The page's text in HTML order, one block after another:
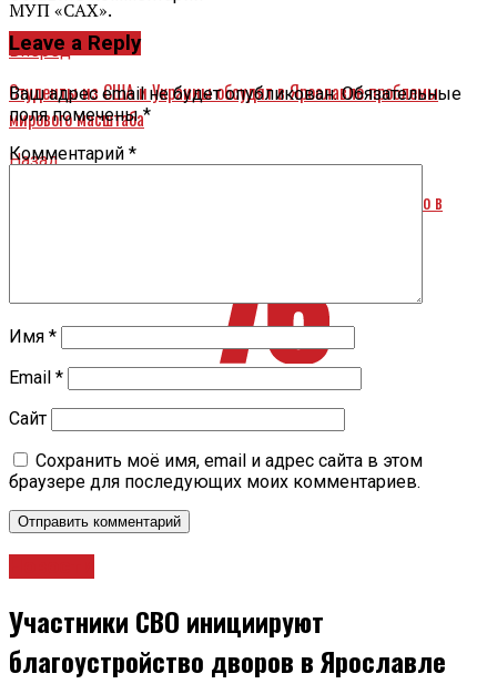
МУП «САХ».
Вперед
Студенты из США и Украины обсудят в Ярославле проблемы
мирового масштаба
Назад
Переименование Тутаева в Романов-Борисоглебск одобрено в
Leave a Reply
Ваш адрес email не будет опубликован. Обязательные
поля помечены*
Комментарий *
Имя *
Email *
Сайт
Сохранить моё имя, email и адрес сайта в этом
браузере для последующих моих комментариев.
Участники СВО инициируют
благоустройство дворов в Ярославле